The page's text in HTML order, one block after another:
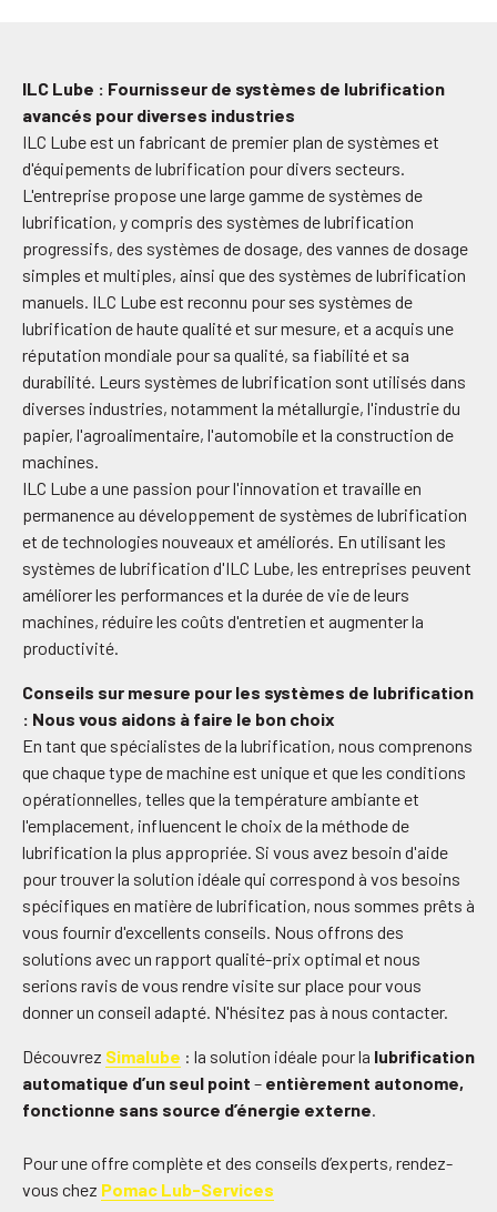
ILC Lube : Fournisseur de systèmes de lubrification
avancés pour diverses industries
ILC Lube est un fabricant de premier plan de systèmes et
d'équipements de lubrification pour divers secteurs.
L'entreprise propose une large gamme de systèmes de
lubrification, y compris des systèmes de lubrification
progressifs, des systèmes de dosage, des vannes de dosage
simples et multiples, ainsi que des systèmes de lubrification
manuels. ILC Lube est reconnu pour ses systèmes de
lubrification de haute qualité et sur mesure, et a acquis une
réputation mondiale pour sa qualité, sa fiabilité et sa
durabilité. Leurs systèmes de lubrification sont utilisés dans
diverses industries, notamment la métallurgie, l'industrie du
papier, l'agroalimentaire, l'automobile et la construction de
machines.
ILC Lube a une passion pour l'innovation et travaille en
permanence au développement de systèmes de lubrification
et de technologies nouveaux et améliorés. En utilisant les
systèmes de lubrification d'ILC Lube, les entreprises peuvent
améliorer les performances et la durée de vie de leurs
machines, réduire les coûts d'entretien et augmenter la
productivité.
Conseils sur mesure pour les systèmes de lubrification
: Nous vous aidons à faire le bon choix
En tant que spécialistes de la lubrification, nous comprenons
que chaque type de machine est unique et que les conditions
opérationnelles, telles que la température ambiante et
l'emplacement, influencent le choix de la méthode de
lubrification la plus appropriée. Si vous avez besoin d'aide
pour trouver la solution idéale qui correspond à vos besoins
spécifiques en matière de lubrification, nous sommes prêts à
vous fournir d'excellents conseils. Nous offrons des
solutions avec un rapport qualité-prix optimal et nous
serions ravis de vous rendre visite sur place pour vous
donner un conseil adapté. N'hésitez pas à nous contacter.
Découvrez Simalube : la solution idéale pour la lubrification
automatique d’un seul point – entièrement autonome,
fonctionne sans source d’énergie externe.
Pour une offre complète et des conseils d’experts, rendez-
vous chez Pomac Lub-Services